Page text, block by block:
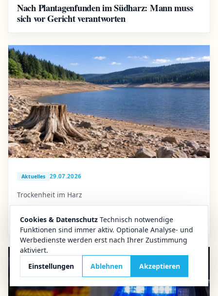
Cookies & Datenschutz Technisch notwendige
Funktionen sind immer aktiv. Optionale Analyse- und
Werbedienste werden erst nach Ihrer Zustimmung
aktiviert.
Einstellungen
Ablehnen Akzeptieren
Nach Plantagenfunden im Südharz: Mann muss
sich vor Gericht verantworten
Aktuelles 29.07.2026
Trockenheit im Harz
Okertalsperre erreicht historischen Juli-Tiefstand
im Harz